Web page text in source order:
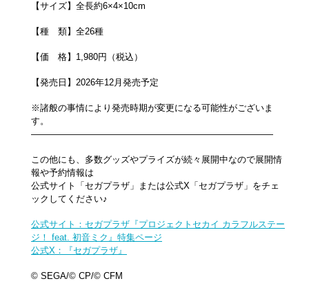
【サイズ】全長約6×4×10cm
【種 類】 全26種
【価 格】 1,980円（税込）
【発売日】 2026年12月発売予定
※諸般の事情により発売時期が変更になる可能性がございま
す。
———————————————————————————
この他にも、多数グッズやプライズが続々展開中なので展開情
報や予約情報は
公式サイト「セガプラザ」または公式X「セガプラザ」をチェ
ックしてください♪
公式サイト：セガプラザ『プロジェクトセカイ カラフルステー
ジ！ feat. 初音ミク』特集ページ
公式X：『セガプラザ』
© SEGA/© CP/© CFM